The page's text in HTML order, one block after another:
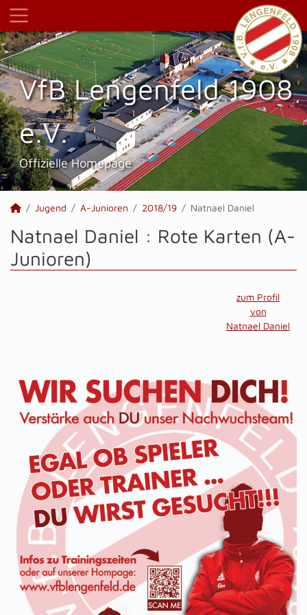
VfB Lengenfeld 1908
e.V.
Offizielle Homepage
Jugend A-Junioren 2018/19 Natnael Daniel
Natnael Daniel : Rote Karten (A-
Junioren)
zum Profil
von
Natnael Daniel